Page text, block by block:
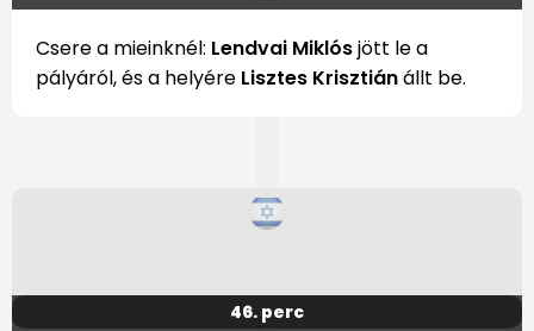
Csere a mieinknél: Lendvai Miklósjött le a
pályáról, és a helyére Lisztes Krisztiánállt be.
46. perc